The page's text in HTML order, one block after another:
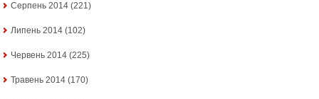
Серпень 2014 (221)
Липень 2014 (102)
Червень 2014 (225)
Травень 2014 (170)